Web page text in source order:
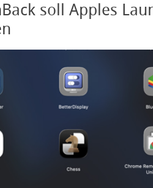
soll Apples